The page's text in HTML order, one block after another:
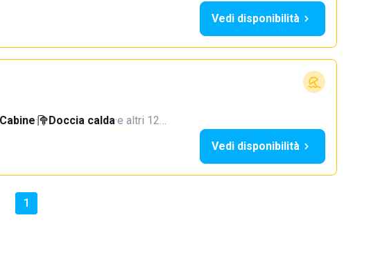
Vedi disponibilità
Cabine· Doccia calda·e altri 12…
Vedi disponibilità
1